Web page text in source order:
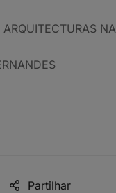
Partilhar